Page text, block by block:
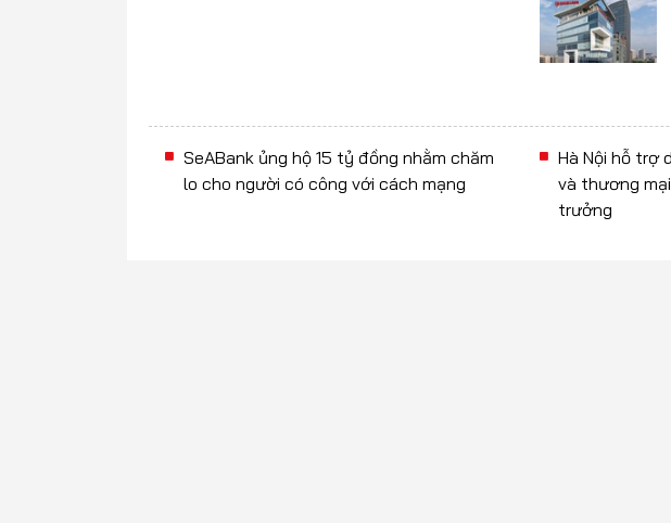
SeABank ủng hộ 15 tỷ đồng nhằm chăm
lo cho người có công với cách mạng
Hà Nội hỗ trợ
và thương
trưởng